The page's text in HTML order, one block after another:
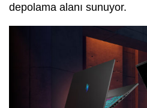
depolama alanı sunuyor.